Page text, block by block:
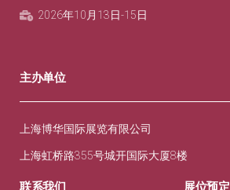
2026年10月13日-15日
主办单位
上海博华国际展览有限公司
上海虹桥路355号城开国际大厦8楼
联系我们 展位预定